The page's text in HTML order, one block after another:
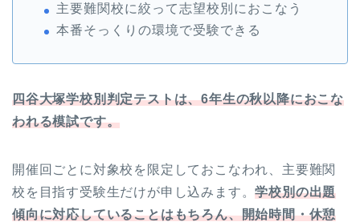
主要難関校に絞って志望校別におこなう
本番そっくりの環境で受験できる
四谷大塚学校別判定テストは、6年生の秋以降におこな
われる模試です。
開催回ごとに対象校を限定しておこなわれ、主要難関
校を目指す受験生だけが申し込みます。学校別の出題
傾向に対応していることはもちろん、開始時間・休憩